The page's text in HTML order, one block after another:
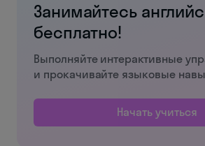
Занимайтесь
бесплатно!
Выполняйте интерактивные
и прокачивайте языковые
Начать учиться